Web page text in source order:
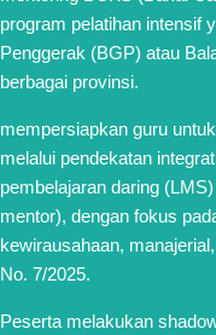
program pelatihan intensif
Penggerak (BGP) atau
berbagai provinsi.
mempersiapkan guru
melalui pendekatan
pembelajaran daring
mentor), dengan fokus
kewirausahaan,
No. 7/2025.
Peserta melakukan